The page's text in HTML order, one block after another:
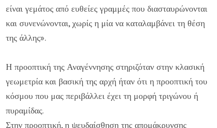
είναι γεμάτος από ευθείες γραμμές που διασταυρώνονται
και συνενώνονται, χωρίς η μία να καταλαμβάνει τη θέση
της άλλης».
Η προοπτική της Αναγέννησης στηριζόταν στην κλασική
γεωμετρία και βασική της αρχή ήταν ότι η προοπτική του
κόσμου που μας περιβάλλει έχει τη μορφή τριγώνου ή
πυραμίδας.
Στην προοπτική, η ψευδαίσθηση της απομάκρυνσης